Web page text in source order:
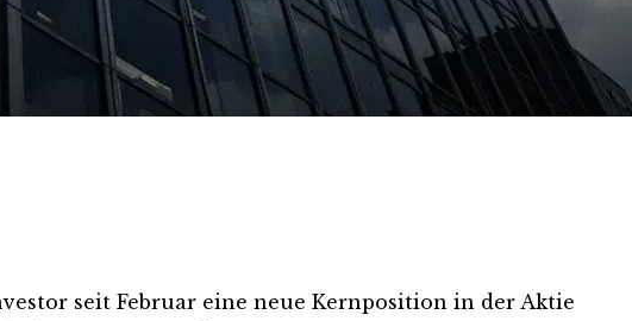
seit Februar eine neue Kernposition in der Aktie